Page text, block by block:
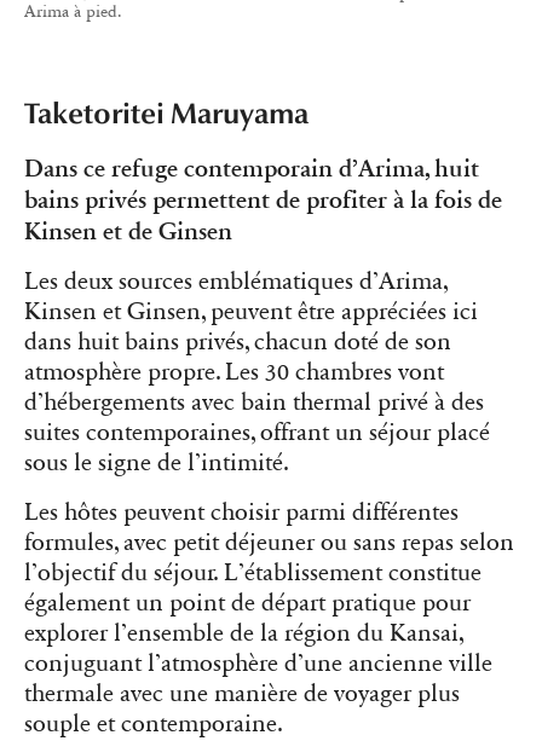
Arima à pied.
Taketoritei Maruyama
Dans ce refuge contemporain d’Arima, huit
bains privés permettent de profiter à la fois de
Kinsen et de Ginsen
Les deux sources emblématiques d’Arima,
Kinsen et Ginsen, peuvent être appréciées ici
dans huit bains privés, chacun doté de son
atmosphère propre. Les 30 chambres vont
d’hébergements avec bain thermal privé à des
suites contemporaines, offrant un séjour placé
sous le signe de l’intimité.
Les hôtes peuvent choisir parmi différentes
formules, avec petit déjeuner ou sans repas selon
l’objectif du séjour. L’établissement constitue
également un point de départ pratique pour
explorer l’ensemble de la région du Kansai,
conjuguant l’atmosphère d’une ancienne ville
thermale avec une manière de voyager plus
souple et contemporaine.